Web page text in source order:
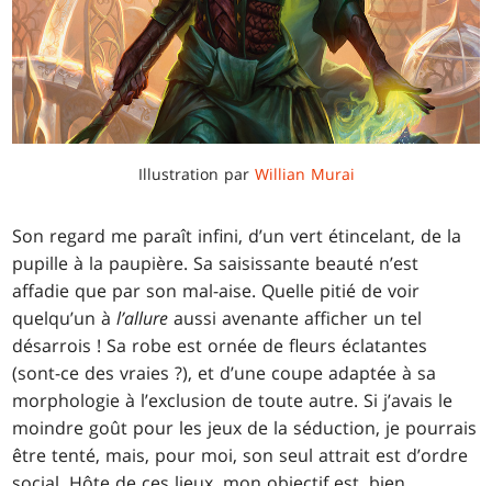
Illustration par Willian Murai
Son regard me paraît infini, d’un vert étincelant, de la
pupille à la paupière. Sa saisissante beauté n’est
affadie que par son mal-aise. Quelle pitié de voir
quelqu’un àl’allureaussi avenante afficher un tel
désarrois ! Sa robe est ornée de fleurs éclatantes
(sont-ce des vraies ?), et d’une coupe adaptée à sa
morphologie à l’exclusion de toute autre. Si j’avais le
moindre goût pour les jeux de la séduction, je pourrais
être tenté, mais, pour moi, son seul attrait est d’ordre